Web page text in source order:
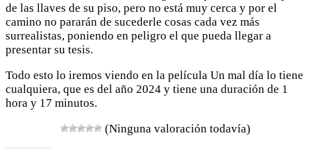
de las llaves de su piso, pero no está muy cerca y por el
camino no pararán de sucederle cosas cada vez más
surrealistas, poniendo en peligro el que pueda llegar a
presentar su tesis.
Todo esto lo iremos viendo en la película Un mal día lo tiene
cualquiera, que es del año 2024 y tiene una duración de 1
hora y 17 minutos.
(Ninguna valoración todavía)